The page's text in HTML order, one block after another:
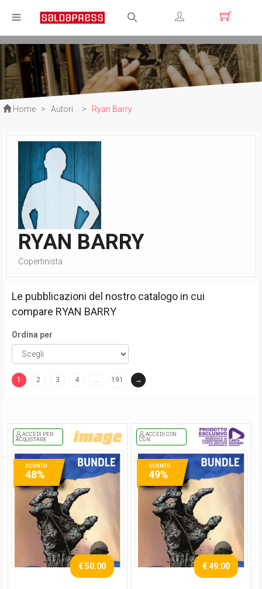
Registrati
Login
Home > Autori > Ryan Barry
RYAN BARRY
Copertinista
Le pubblicazioni del nostro catalogo in cui
compare RYAN BARRY
Ordina per
1
2 3 4 … 191 →
ACCEDI PER
ACQUISTARE
€ 50.00
SCONTO
48%
ACCEDI CON
CGN
€ 49.00
SCONTO
49%